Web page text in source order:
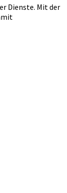
Dienste. Mit der